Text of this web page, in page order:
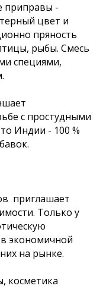
приправы -
цвет и
пряность
рыбы. Смесь
специями,
с простудными
Индии - 100 %
приглашает
Только у
экономичной
на рынке.
косметика